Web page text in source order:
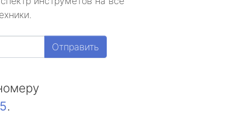
Отправить
.